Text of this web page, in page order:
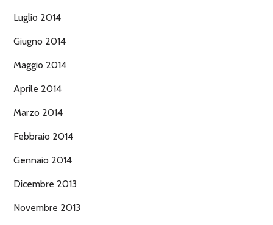
Luglio 2014
Giugno 2014
Maggio 2014
Aprile 2014
Marzo 2014
Febbraio 2014
Gennaio 2014
Dicembre 2013
Novembre 2013